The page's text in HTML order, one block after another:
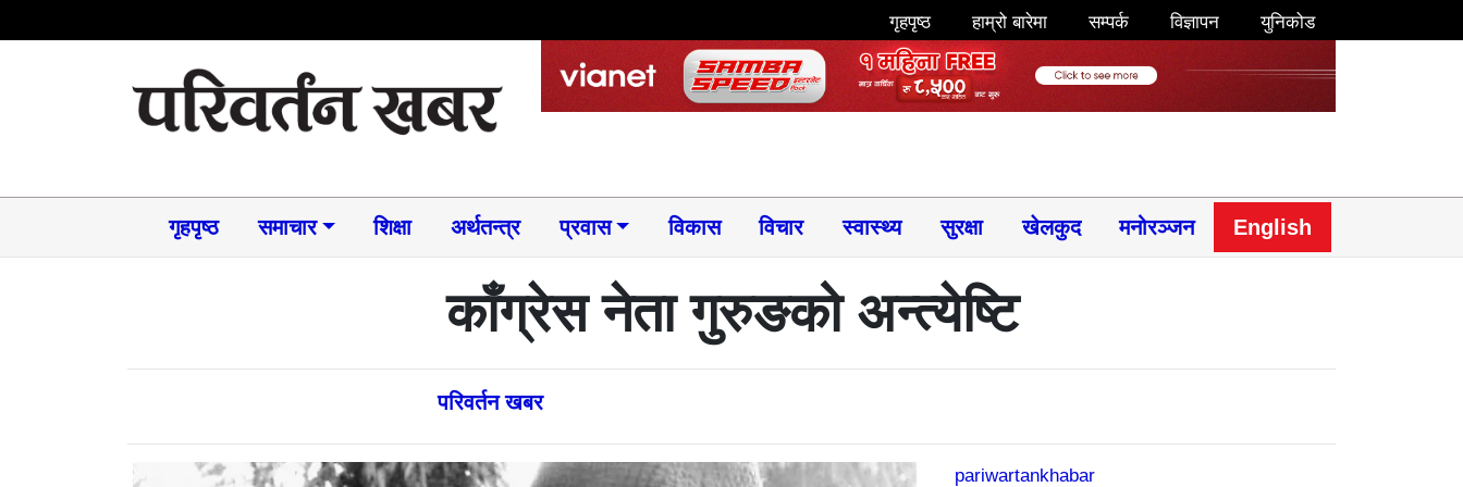
गृहपृष्ठ हाम्रो बारेमा सम्पर्क विज्ञापन युनिकोड
गृहपृष्ठ समाचार​ शिक्षा अर्थतन्त्र प्रवास विकास विचार स्वास्थ्य सुरक्षा खेलकुद मनोरञ्जन English
काँग्रेस नेता गुरुङको अन्त्येष्टि
परिवर्तन खबर
pariwartankhabar